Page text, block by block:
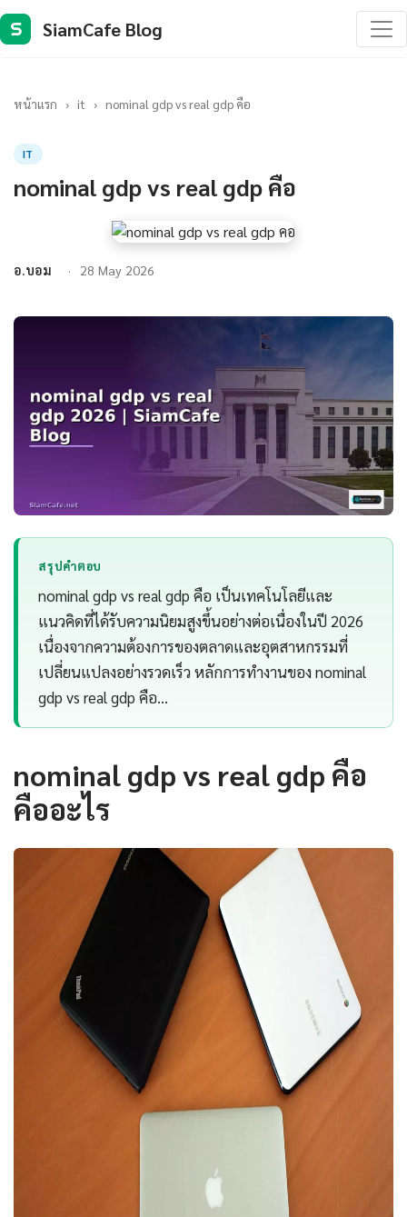
S SiamCafe Blog
หน้าแรก › it › nominal gdp vs real gdp คือ
IT
nominal gdp vs real gdp คือ
อ.บอม 28 May 2026
สรุปคำตอบ
nominal gdp vs real gdp คือ เป็นเทคโนโลยีและ
แนวคิดที่ได้รับความนิยมสูงขึ้นอย่างต่อเนื่องในปี 2026
เนื่องจากความต้องการของตลาดและอุตสาหกรรมที่
เปลี่ยนแปลงอย่างรวดเร็ว หลักการทำงานของ nominal
gdp vs real gdp คือ…
nominal gdp vs real gdp คือ
คืออะไร